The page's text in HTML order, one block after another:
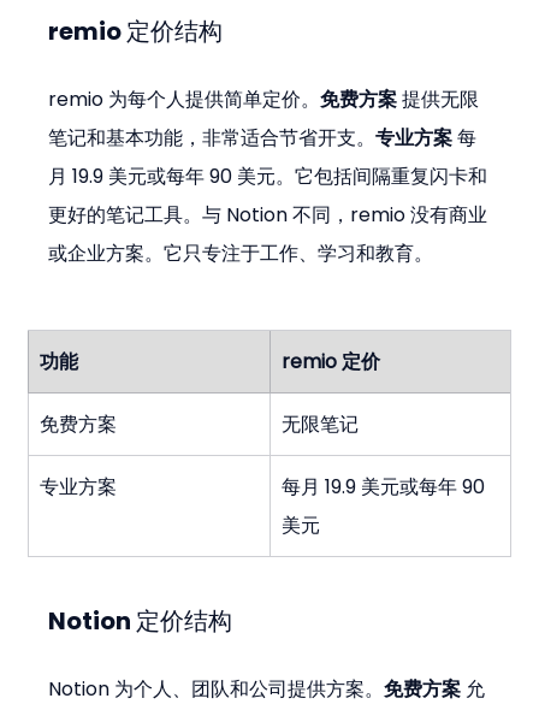
remio 定价结构
remio 为每个人提供简单定价。免费方案 提供无限
笔记和基本功能，非常适合节省开支。专业方案 每
月 19.9 美元或每年 90 美元。它包括间隔重复闪卡和
更好的笔记工具。与 Notion 不同，remio 没有商业
或企业方案。它只专注于工作、学习和教育。
功能 remio 定价
免费方案 无限笔记
专业方案
每月 19.9 美元或每年 90
美元
Notion 定价结构
Notion 为个人、团队和公司提供方案。免费方案 允